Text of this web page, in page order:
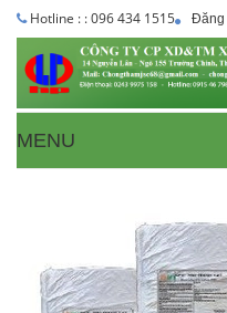
Hotline : : 096 434 1515 Đăng
MENU